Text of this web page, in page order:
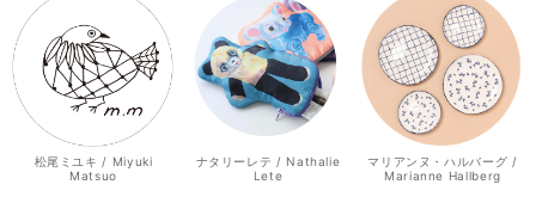
松尾ミユキ / Miyuki
Matsuo
ナタリーレテ / Nathalie
Lete
マリアンヌ・ハルバーグ /
Marianne Hallberg